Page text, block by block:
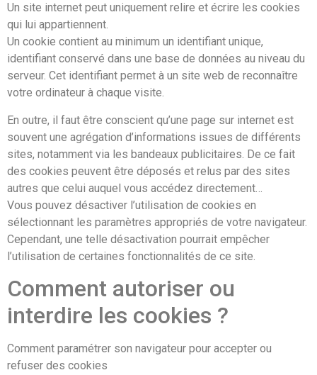
Un site internet peut uniquement relire et écrire les cookies
qui lui appartiennent.
Un cookie contient au minimum un identifiant unique,
identifiant conservé dans une base de données au niveau du
serveur. Cet identifiant permet à un site web de reconnaître
votre ordinateur à chaque visite.
En outre, il faut être conscient qu’une page sur internet est
souvent une agrégation d’informations issues de différents
sites, notamment via les bandeaux publicitaires. De ce fait
des cookies peuvent être déposés et relus par des sites
autres que celui auquel vous accédez directement…
Vous pouvez désactiver l’utilisation de cookies en
sélectionnant les paramètres appropriés de votre navigateur.
Cependant, une telle désactivation pourrait empêcher
l’utilisation de certaines fonctionnalités de ce site.
Comment autoriser ou
interdire les cookies ?
Comment paramétrer son navigateur pour accepter ou
refuser des cookies